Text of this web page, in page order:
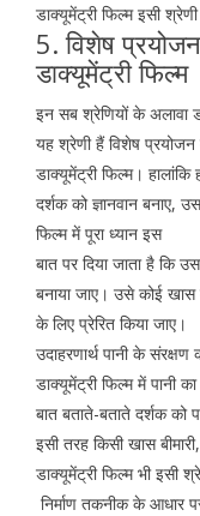
डाक्यूमेंट्री फिल्म इसी
5. विशेष
डाक्यूमेंट्री फिल्म
इन सब श्रेणियों के अलावा
यह श्रेणी हैं विशेष प्रयोजन
डाक्यूमेंट्री फिल्म। हालांकि
दर्शक को ज्ञानवान बनाए,
फिल्म में पूरा ध्यान इस
बात पर दिया जाता है कि
बनाया जाए। उसे कोई
के लिए प्रेरित किया जाए।
उदाहरणार्थ पानी के
डाक्यूमेंट्री फिल्म में पानी
बात बताते-बताते दर्शक को
इसी तरह किसी खास
डाक्यूमेंट्री फिल्म भी इसी
निर्माण तकनीक के आधार